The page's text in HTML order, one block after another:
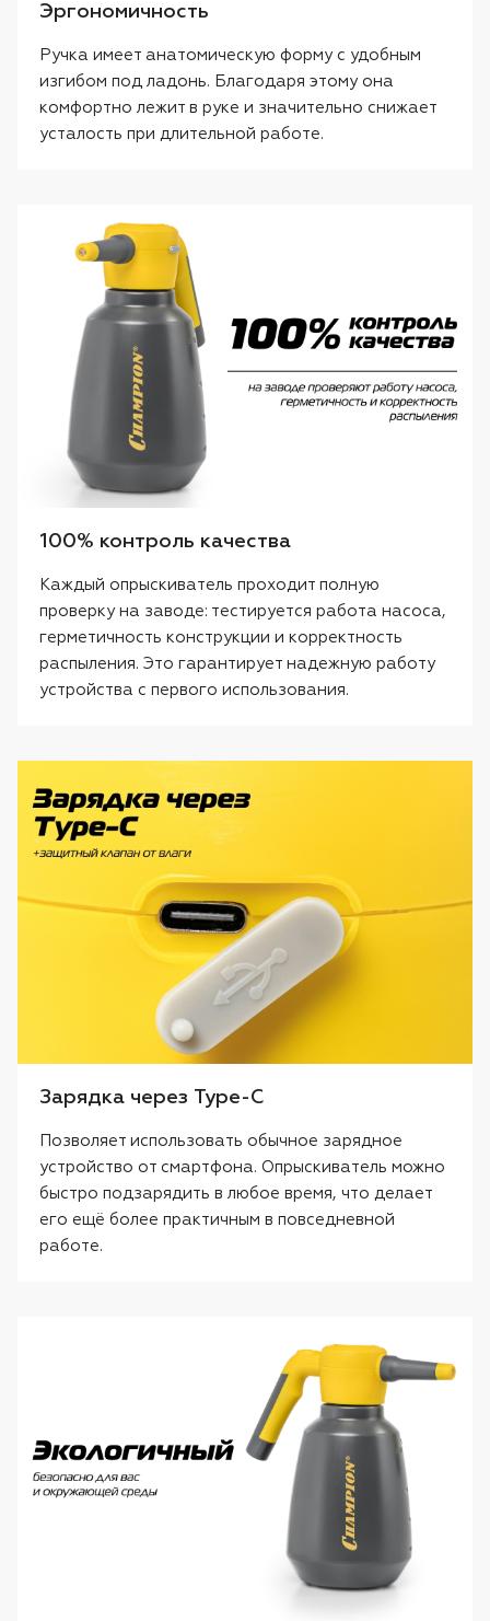
Эргономичность
Ручка имеет анатомическую форму с удобным
изгибом под ладонь. Благодаря этому она
комфортно лежит в руке и значительно снижает
усталость при длительной работе.
100% контроль качества
Каждый опрыскиватель проходит полную
проверку на заводе: тестируется работа насоса,
герметичность конструкции и корректность
распыления. Это гарантирует надежную работу
устройства с первого использования.
Зарядка через Type-C
Позволяет использовать обычное зарядное
устройство от смартфона. Опрыскиватель можно
быстро подзарядить в любое время, что делает
его ещё более практичным в повседневной
работе.